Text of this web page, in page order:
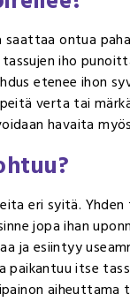
saattaa ontua
iho
etenee ihon
verta tai
havaita
eri syitä.
jopa ihan
ja esiintyy
itse
aiheuttama